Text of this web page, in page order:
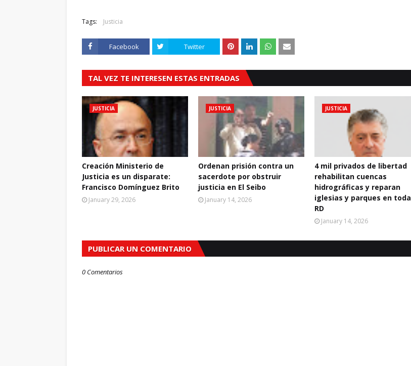
Tags: Justicia
Facebook Twitter
TAL VEZ TE INTERESEN ESTAS ENTRADAS
JUSTICIA
Creación Ministerio de
Justicia es un disparate:
Francisco Domínguez Brito
January 29, 2026
JUSTICIA
Ordenan prisión contra un
sacerdote por obstruir
justicia en El Seibo
January 14, 2026
JUSTICIA
4 mil privados de libertad
rehabilitan cuencas
hidrográficas y reparan
iglesias y parques en toda
RD
January 14, 2026
PUBLICAR UN COMENTARIO
0 Comentarios